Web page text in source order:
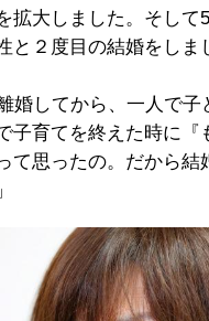
拡大しました。そして
と２度目の結婚をしま
婚してから、一人で子
子育てを終えた時に『
て思ったの。だから結